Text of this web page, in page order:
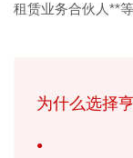
租赁业务合伙人**
为什么选择